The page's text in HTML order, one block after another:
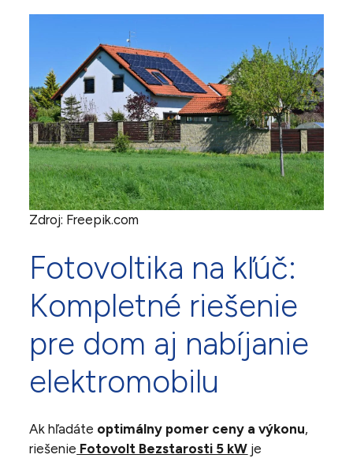
Zdroj: Freepik.com
Fotovoltika na kľúč:
Kompletné riešenie
pre dom aj nabíjanie
elektromobilu
Ak hľadáte optimálny pomer ceny a výkonu,
riešenie Fotovolt Bezstarosti 5 kW je